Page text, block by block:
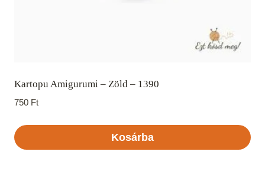
Kartopu Amigurumi – Zöld – 1390
750 Ft
Kosárba